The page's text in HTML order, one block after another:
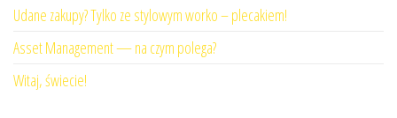
Udane zakupy? Tylko ze stylowym worko – plecakiem!
Asset Management — na czym polega?
Witaj, świecie!